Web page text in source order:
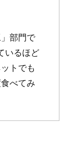
部門で
いるほど
トでも
べてみ